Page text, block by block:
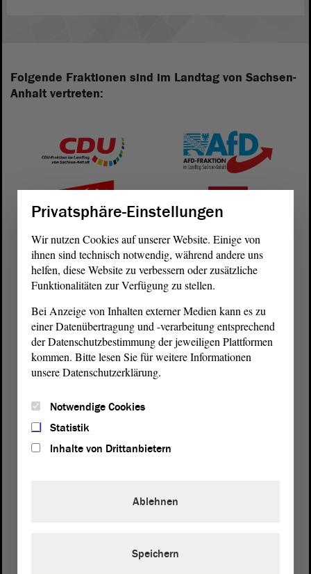
Folgende Fraktionen sind im Landtag von Sachsen-
Anhalt vertreten:
Postanschrift
Landtagvon Sachsen-Anhalt
Domplatz 6–9
Wegbeschreibung
Auf Google Maps
Presse- und Öffentlichkeitsarbeit
Privatsphäre-Einstellungen
Wir nutzen Cookies auf unserer Website. Einige von
ihnen sind technisch notwendig, während andere uns
helfen, diese Website zu verbessern oder zusätzliche
Funktionalitäten zur Verfügung zu stellen.
Bei Anzeige von Inhalten externer Medien kann es zu
einer Datenübertragung und -verarbeitung entsprechend
der Datenschutzbestimmung der jeweiligen Plattformen
kommen. Bitte lesen Sie für weitere Informationen
unsere Datenschutzerklärung.
Notwendige Cookies
Statistik
Inhalte von Drittanbietern
Ablehnen
Speichern